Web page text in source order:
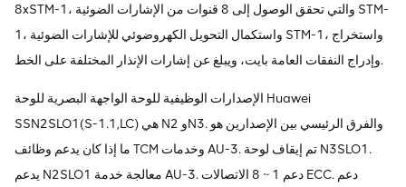
8xSTM-1، والتي تحقق الوصول إلى 8 قنوات من الإشارات الضوئية STM-
1، واستكمال التحويل الكهروضوئي للإشارات الضوئية STM-1، واستخراج
وإدراج النفقات العامة بايت، ويبلغ عن إشارات الإنذار المختلفة على الخط.
الإصدارات الوظيفية للوحة الواجهة البصرية للوحة Huawei
SSN2SLO1(S-1.1,LC) هي N2 وN3. والفرق الرئيسي بين الإصدارين هو
ما إذا كان يدعم وظائف TCM وخدمات AU-3. تم إيقاف لوحة N3SLO1.
يدعم N2SLO1 معالجة خدمة AU-3. دعم 1 ~ 8 الاتصالات ECC. دعم